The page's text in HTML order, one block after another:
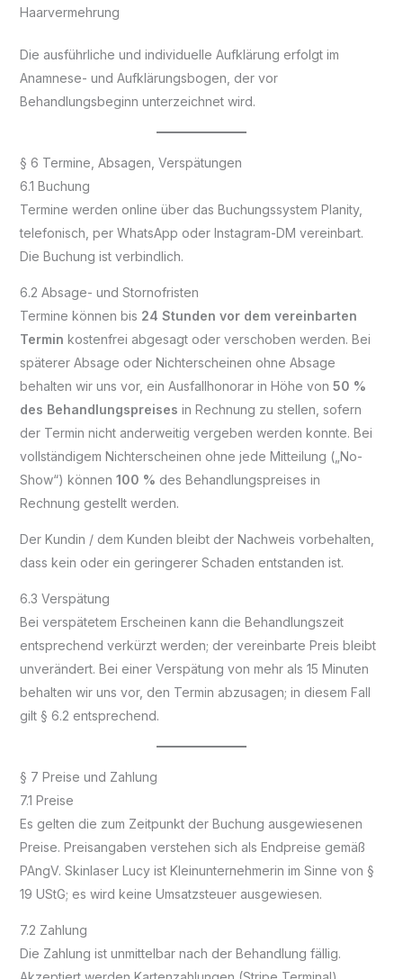
Haarvermehrung
Die ausführliche und individuelle Aufklärung erfolgt im
Anamnese- und Aufklärungsbogen, der vor
Behandlungsbeginn unterzeichnet wird.
§ 6 Termine, Absagen, Verspätungen
6.1 Buchung
Termine werden online über das Buchungssystem Planity,
telefonisch, per WhatsApp oder Instagram-DM vereinbart.
Die Buchung ist verbindlich.
6.2 Absage- und Stornofristen
Termine können bis 24 Stunden vor dem vereinbarten
Termin kostenfrei abgesagt oder verschoben werden. Bei
späterer Absage oder Nichterscheinen ohne Absage
behalten wir uns vor, ein Ausfallhonorar in Höhe von 50 %
des Behandlungspreises in Rechnung zu stellen, sofern
der Termin nicht anderweitig vergeben werden konnte. Bei
vollständigem Nichterscheinen ohne jede Mitteilung („No-
Show“) können 100 % des Behandlungspreises in
Rechnung gestellt werden.
Der Kundin / dem Kunden bleibt der Nachweis vorbehalten,
dass kein oder ein geringerer Schaden entstanden ist.
6.3 Verspätung
Bei verspätetem Erscheinen kann die Behandlungszeit
entsprechend verkürzt werden; der vereinbarte Preis bleibt
unverändert. Bei einer Verspätung von mehr als 15 Minuten
behalten wir uns vor, den Termin abzusagen; in diesem Fall
gilt § 6.2 entsprechend.
§ 7 Preise und Zahlung
7.1 Preise
Es gelten die zum Zeitpunkt der Buchung ausgewiesenen
Preise. Preisangaben verstehen sich als Endpreise gemäß
PAngV. Skinlaser Lucy ist Kleinunternehmerin im Sinne von §
19 UStG; es wird keine Umsatzsteuer ausgewiesen.
7.2 Zahlung
Die Zahlung ist unmittelbar nach der Behandlung fällig.